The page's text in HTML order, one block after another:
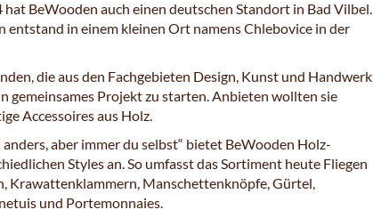
BeWooden auch einen deutschen Standort in Bad Vilbel.
entstand in einem kleinen Ort namens Chlebovice in der
die aus den Fachgebieten Design, Kunst und Handwerk
gemeinsames Projekt zu starten. Anbieten wollten sie
Accessoires aus Holz.
aber immer du selbst“ bietet BeWooden Holz-
Styles an. So umfasst das Sortiment heute Fliegen
Krawattenklammern, Manschettenknöpfe, Gürtel,
und Portemonnaies.